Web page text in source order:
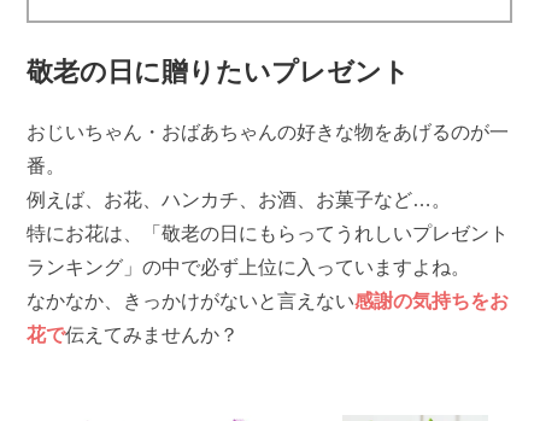
敬老の日に贈りたいプレゼント
おじいちゃん・おばあちゃんの好きな物をあげるのが一
番。
例えば、お花、ハンカチ、お酒、お菓子など…。
特にお花は、「敬老の日にもらってうれしいプレゼント
ランキング」の中で必ず上位に入っていますよね。
なかなか、きっかけがないと言えない感謝の気持ちをお
花で伝えてみませんか？